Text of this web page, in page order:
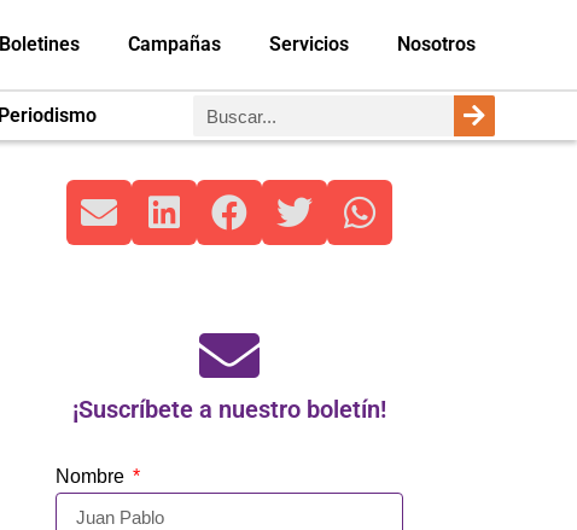
Boletines Campañas Servicios Nosotros
Periodismo
¡Suscríbete a nuestro boletín!
Nombre